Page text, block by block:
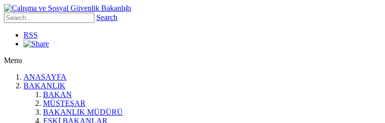
Search
RSS
Menu
ANASAYFA
BAKANLIK
BAKAN
MÜSTEŞAR
BAKANLIK MÜDÜRÜ
ESKİ BAKANLAR